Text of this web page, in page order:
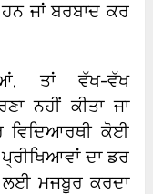
ਜਾਂ ਬਰਬਾਦ ਕਰ
ਤਾਂ ਵੱਖ-ਵੱਖ
ਨਹੀਂ ਕੀਤਾ ਜਾ
ਵਿਦਿਆਰਥੀ ਕੋਈ
ਦਾ ਡਰ
ਮਜਬੂਰ ਕਰਦਾ